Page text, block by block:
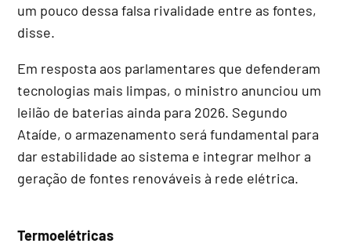
um pouco dessa falsa rivalidade entre as fontes,
disse.
Em resposta aos parlamentares que defenderam
tecnologias mais limpas, o ministro anunciou um
leilão de baterias ainda para 2026. Segundo
Ataíde, o armazenamento será fundamental para
dar estabilidade ao sistema e integrar melhor a
geração de fontes renováveis à rede elétrica.
Termoelétricas